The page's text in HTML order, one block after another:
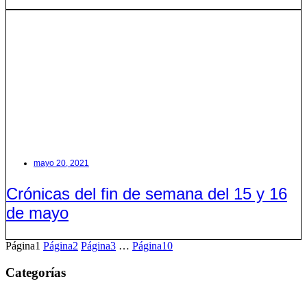
mayo 20, 2021
Crónicas del fin de semana del 15 y 16
de mayo
Página1 Página2 Página3 … Página10
Categorías